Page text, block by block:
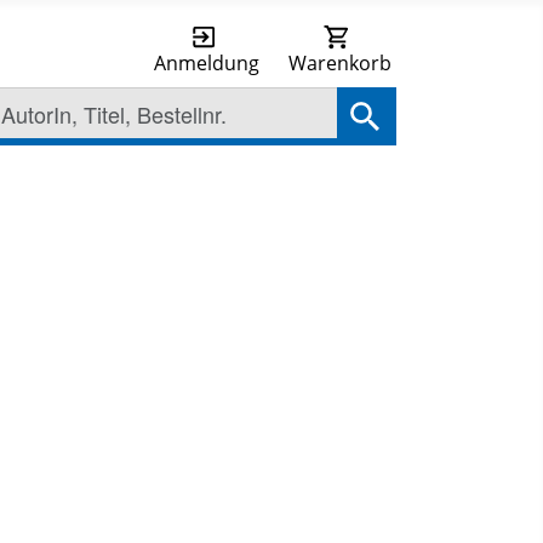
Anmeldung Warenkorb